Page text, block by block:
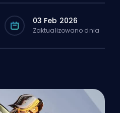
03 Feb 2026
Zaktualizowano dnia